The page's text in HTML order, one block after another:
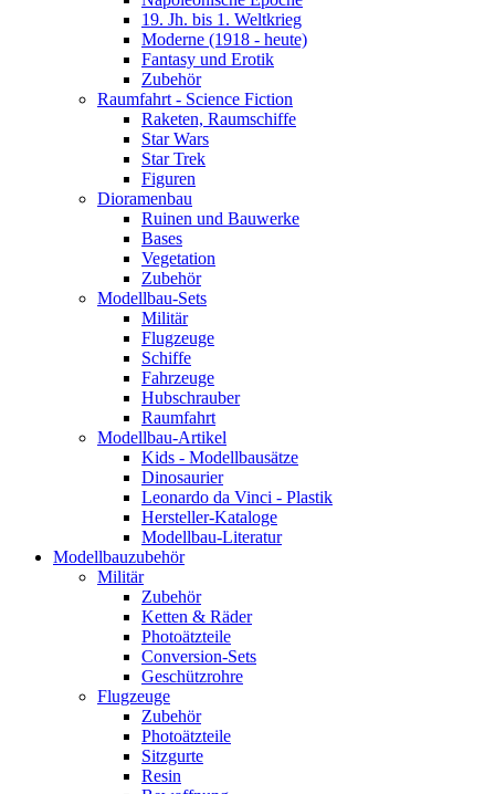
19. Jh. bis 1. Weltkrieg
Moderne (1918 - heute)
Fantasy und Erotik
Zubehör
Raumfahrt - Science Fiction
Raketen, Raumschiffe
Star Wars
Star Trek
Figuren
Dioramenbau
Ruinen und Bauwerke
Bases
Vegetation
Zubehör
Modellbau-Sets
Militär
Flugzeuge
Schiffe
Fahrzeuge
Hubschrauber
Raumfahrt
Modellbau-Artikel
Kids - Modellbausätze
Dinosaurier
Leonardo da Vinci - Plastik
Hersteller-Kataloge
Modellbau-Literatur
Modellbauzubehör
Militär
Zubehör
Ketten & Räder
Photoätzteile
Conversion-Sets
Geschützrohre
Flugzeuge
Zubehör
Photoätzteile
Sitzgurte
Resin